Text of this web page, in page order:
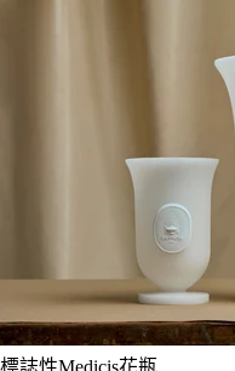
標誌性Medicis花瓶